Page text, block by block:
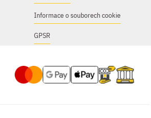
Informace o souborech cookie
GPSR